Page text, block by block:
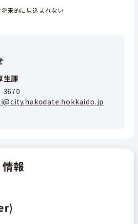
来的に見込まれない
課
3670
報